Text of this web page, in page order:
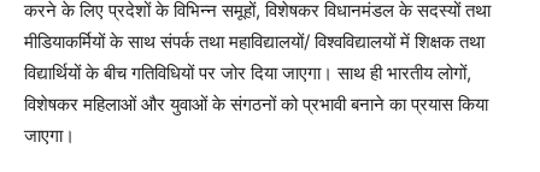
करने के लिए प्रदेशों के विभिन्न समूहों, विशेषकर विधानमंडल के सदस्यों तथा
मीडियाकर्मियों के साथ संपर्क तथा महाविद्यालयों/ विश्वविद्यालयों में शिक्षक तथा
विद्यार्थियों के बीच गतिविधियों पर जोर दिया जाएगा। साथ ही भारतीय लोगों,
विशेषकर महिलाओं और युवाओं के संगठनों को प्रभावी बनाने का प्रयास किया
जाएगा।